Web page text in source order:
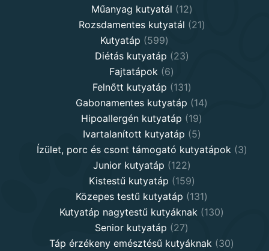
Műanyag kutyatál 1212
products
Rozsdamentes kutyatál 2121
Kutyatáp 599599
products
Diétás kutyatáp 2323
Fajtatápok 66
products
Felnőtt kutyatáp 131131
products
Gabonamentes kutyatáp 1414
Hipoallergén kutyatáp 1919
products
Ivartalanított kutyatáp 55
products
Ízület, porc és csont támogató kutyatápok 33
Junior kutyatáp 122122
products
Kistestű kutyatáp 159159
products
Közepes testű kutyatáp 131131
products
Kutyatáp nagytestű kutyáknak 130130
Senior kutyatáp 2727
products
Táp érzékeny emésztésű kutyáknak 3030